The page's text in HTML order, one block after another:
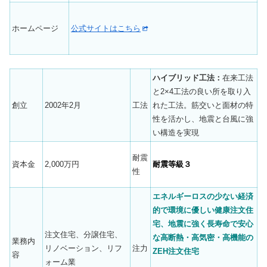
ホームページ 公式サイトはこちら
創立 2002年2月 工法
ハイブリッド工法： 在来工法
と2×4工法の良い所を取り入
れた工法。筋交いと面材の特
性を活かし、地震と台風に強
い構造を実現
資本金 2,000万円
耐震
性
耐震等級３
業務内
容
注文住宅、分譲住宅、
リノベーション、リフ
ォーム業
注力
エネルギーロスの少ない経済
的で環境に優しい健康注文住
宅、地震に強く長寿命で安心
な高断熱・高気密・高機能の
ZEH注文住宅